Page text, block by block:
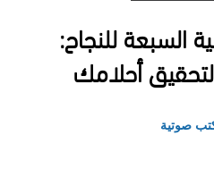
السبعة للنجاح:
أحلامك
صوتية